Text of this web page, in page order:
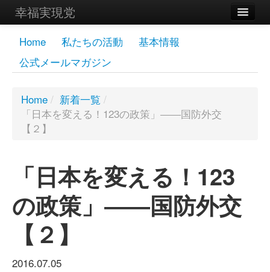
幸福実現党
メンバーズページ
党員
お問い合わせ
Home 私たちの活動
基本情報
公式メールマガジン
Home / 新着一覧 /
「日本を変える！123の政策」――国防外交
【２】
「日本を変える！123
の政策」――国防外交
【２】
2016.07.05